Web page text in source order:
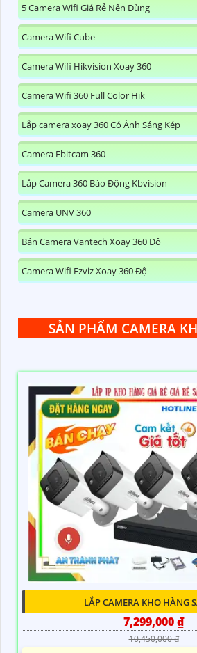
5 Camera Wifi Giá Rẻ Nên Dùng
Camera Wifi Cube
Camera Wifi Hikvision Xoay 360
Camera Wifi 360 Full Color Hik
Lắp camera xoay 360 Có Ánh Sáng Kép
Camera Ebitcam 360
Lắp Camera 360 Báo Động Kbvision
Camera UNV 360
Bán Camera Vantech Xoay 360 Độ
Camera Wifi Ezviz Xoay 360 Độ
SẢN PHẨM CAMERA
LẮP CAMERA KHO HÀNG
7,299,000 ₫
10,450,000 ₫